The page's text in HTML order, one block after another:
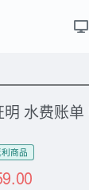
水费账
商品